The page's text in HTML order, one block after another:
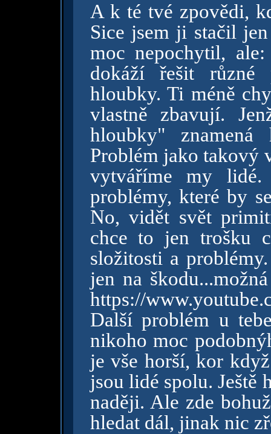
A k té tvé zpovědi,
Sice jsem ji stačil
moc nepochytil,
dokáží řešit různé
hloubky. Ti méně
vlastně zbavují.
hloubky"
Problém jako takový
vytváříme my
problémy, které by
No, vidět svět
chce to jen trošku
složitosti a
jen na
https://
Další problém u
nikoho moc
je vše horší, kor
jsou lidé spolu.
naději. Ale zde
hledat dál, jinak nic